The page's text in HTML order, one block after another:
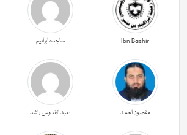
Ibn Bashir ساجدہ ابراہیم
مقصود احمد عبد القدوس راشد